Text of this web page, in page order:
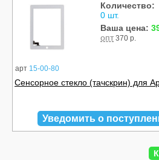
арт 15-00-80
Количество:
0 шт.
Ваша цена:
опт 370 р.
Сенсорное стекло (тачскрин) для
Уведомить о